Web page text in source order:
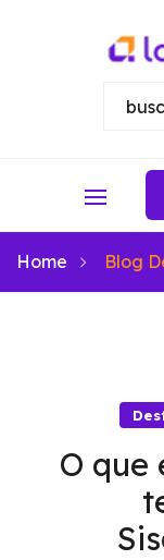
Home Blog
O que